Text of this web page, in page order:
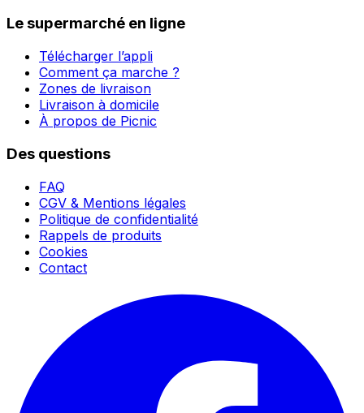
Le supermarché en ligne
Télécharger l’appli
Comment ça marche ?
Zones de livraison
Livraison à domicile
À propos de Picnic
Des questions
FAQ
CGV & Mentions légales
Politique de confidentialité
Rappels de produits
Cookies
Contact